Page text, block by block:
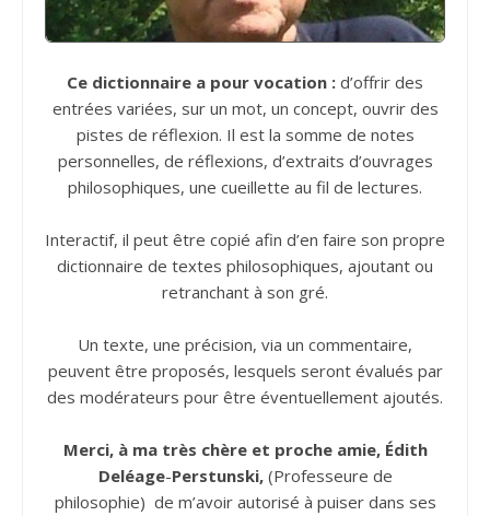
Ce dictionnaire a pour vocation : d’offrir des
entrées variées, sur un mot, un concept, ouvrir des
pistes de réflexion. Il est la somme de notes
personnelles, de réflexions, d’extraits d’ouvrages
philosophiques, une cueillette au fil de lectures.
Interactif, il peut être copié afin d’en faire son propre
dictionnaire de textes philosophiques, ajoutant ou
retranchant à son gré.
Un texte, une précision, via un commentaire,
peuvent être proposés, lesquels seront évalués par
des modérateurs pour être éventuellement ajoutés.
Merci, à ma très chère et proche amie, Édith
Deléage-Perstunski,(Professeure de
philosophie) de m’avoir autorisé à puiser dans ses